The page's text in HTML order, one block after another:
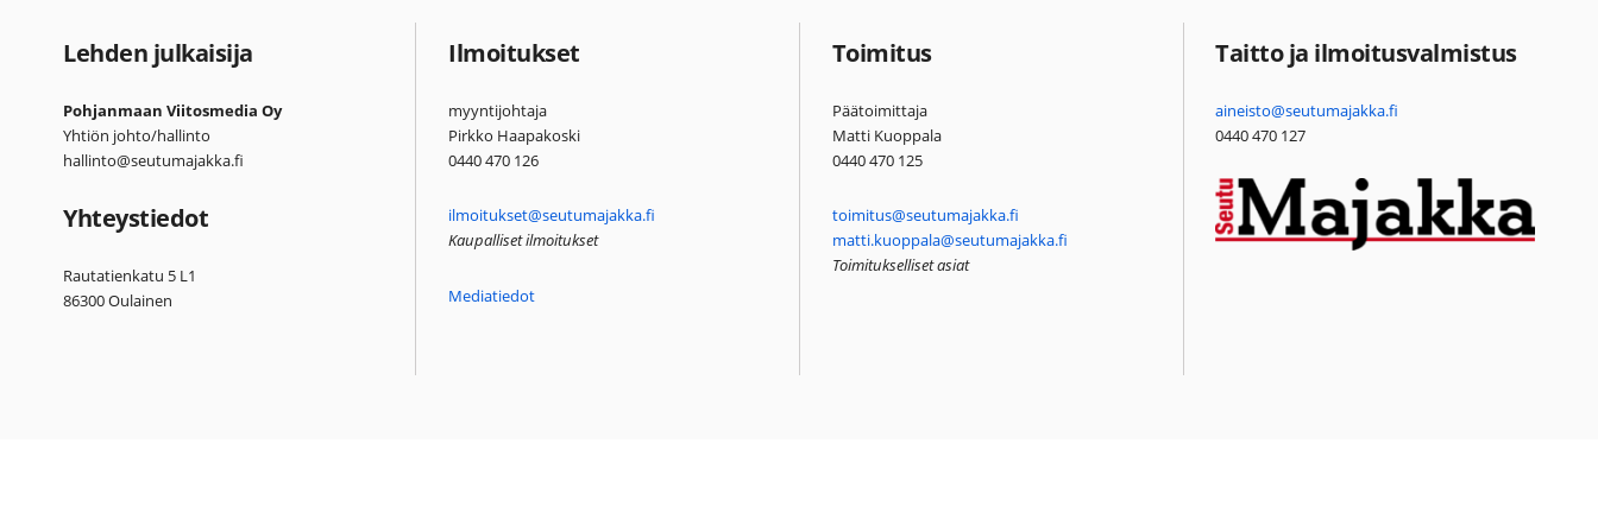
Lehden julkaisija
Pohjanmaan Viitosmedia Oy
Yhtiön johto/hallinto
hallinto@seutumajakka.fi
Yhteystiedot
Rautatienkatu 5 L1
86300 Oulainen
Ilmoitukset
myyntijohtaja
Pirkko Haapakoski
0440 470 126
ilmoitukset@seutumajakka.fi
Kaupalliset ilmoitukset
Mediatiedot
Toimitus
Päätoimittaja
Matti Kuoppala
0440 470 125
toimitus@seutumajakka.fi
matti.kuoppala@seutumajakka.fi
Toimitukselliset asiat
Taitto ja ilmoitusvalmistus
aineisto@seutumajakka.fi
0440 470 127